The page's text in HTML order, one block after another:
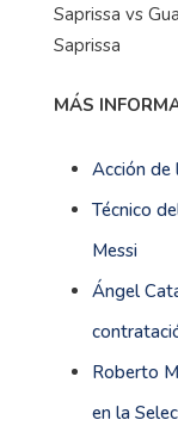
Saprissa vs
Saprissa
MÁS
Acción de
Técnico
Messi
Ángel
Roberto
en la